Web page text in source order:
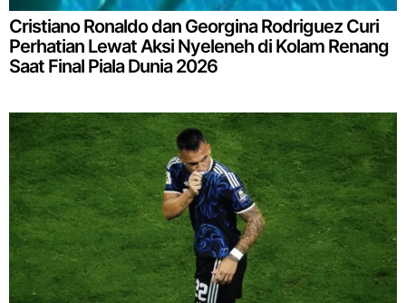
Cristiano Ronaldo dan Georgina Rodriguez Curi
Perhatian Lewat Aksi Nyeleneh di Kolam Renang
Saat Final Piala Dunia 2026